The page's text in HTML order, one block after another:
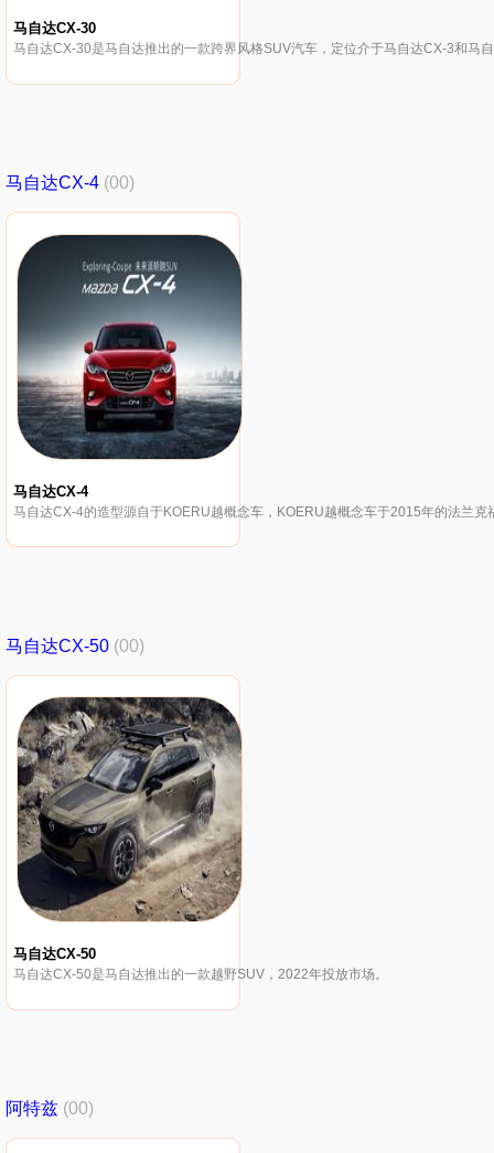
马自达CX-30
马自达CX-30是马自达推出的一款跨界风格SUV汽车，定位介于马自达CX-3和马
马自达CX-4 (00)
马自达CX-4
马自达CX-4的造型源自于KOERU越概念车，KOERU越概念车于2015年的法兰克
马自达CX-50 (00)
马自达CX-50
马自达CX-50是马自达推出的一款越野SUV，2022年投放市场。
阿特兹 (00)